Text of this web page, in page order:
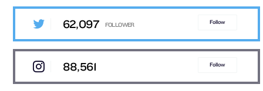
62,097 Follow
88,561 Follow